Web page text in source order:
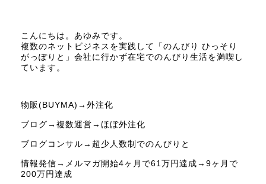
こんにちは。あゆみです。
複数のネットビジネスを実践して「のんびり ひっそり
がっぽりと」会社に行かず在宅でのんびり生活を満喫し
ています。
物販(BUYMA)→外注化
ブログ→複数運営→ほぼ外注化
ブログコンサル→超少人数制でのんびりと
情報発信→メルマガ開始4ヶ月で61万円達成→9ヶ月で
200万円達成